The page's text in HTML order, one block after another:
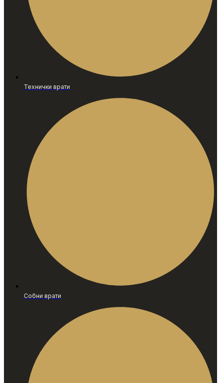
Технички врати
Собни врати